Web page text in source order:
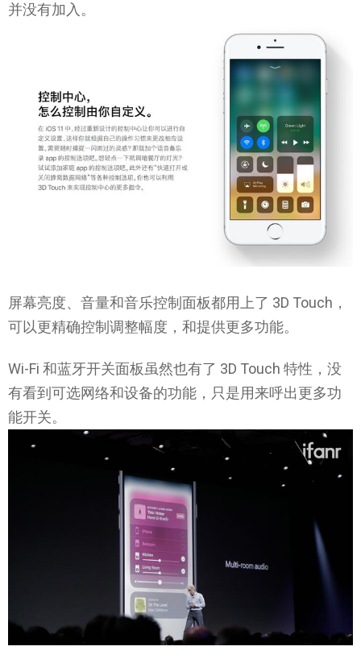
并没有加入。
屏幕亮度、音量和音乐控制面板都用上了 3D Touch，
可以更精确控制调整幅度，和提供更多功能。
Wi-Fi 和蓝牙开关面板虽然也有了 3D Touch 特性，没
有看到可选网络和设备的功能，只是用来呼出更多功
能开关。